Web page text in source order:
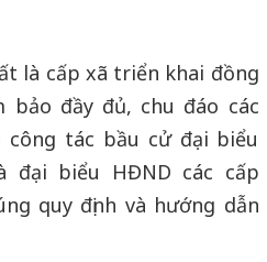
là cấp xã triển khai đồng
bảo đầy đủ, chu đáo các
công tác bầu cử đại biểu
đại biểu HĐND các cấp
quy định và hướng dẫn